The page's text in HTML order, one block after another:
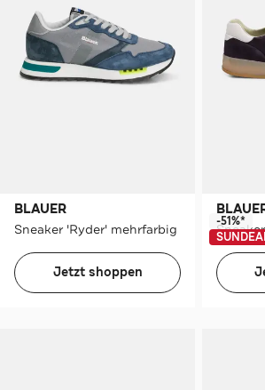
BLAUER
Sneaker 'Ryder' mehrfarbig
Jetzt shoppen
-51%*